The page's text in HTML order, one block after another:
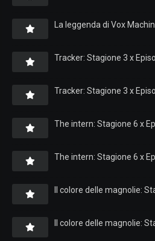
La leggenda di Vox
Tracker: Stagione 3 x
Tracker: Stagione 3 x
The intern: Stagione 6 x
The intern: Stagione 6 x
Il colore delle magnolie:
Il colore delle magnolie: